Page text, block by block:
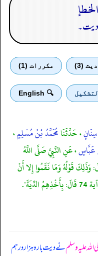
دیت۔
(3) مكررات (1)
🔍 English
، حَدَّثَنَامُحَمَّدُ بْنُ مُسْلِمٍ،
عَبَّاسٍ، عَنِ النَّبِيِّ صَلَّى اللَّهُ
قَوْلُهُ وَمَا نَقَمُوا إِلا أَنْ
اللہ علیہ وسلمنے دیت بارہ ہزار درہم